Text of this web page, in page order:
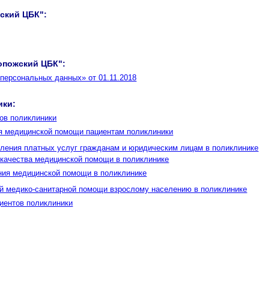
ЦБК":
ЦБК":
данных» от 01.11.2018
поликлиники
медицинской помощи пациентам поликлиники
платных услуг гражданам и юридическим лицам в поликлинике
медицинской помощи в поликлинике
медицинской помощи в поликлинике
медико-санитарной помощи взрослому населению в поликлинике
поликлиники